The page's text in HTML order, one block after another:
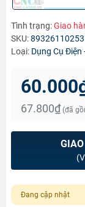
Tình trạng:Giao
SKU:
Loại: Dụng Cụ Điện
67.800₫ (đã
Đang cập nhật